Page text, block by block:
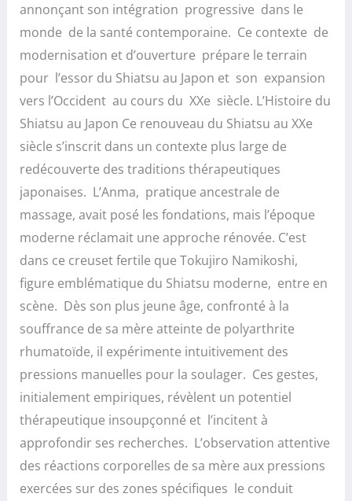
annonçant son intégration progressive dans le
monde de la santé contemporaine. Ce contexte de
modernisation et d’ouverture prépare le terrain
pour l’essor du Shiatsu au Japon et son expansion
vers l’Occident au cours du XXe siècle. L’Histoire du
Shiatsu au Japon Ce renouveau du Shiatsu au XXe
siècle s’inscrit dans un contexte plus large de
redécouverte des traditions thérapeutiques
japonaises. L’Anma, pratique ancestrale de
massage, avait posé les fondations, mais l’époque
moderne réclamait une approche rénovée. C’est
dans ce creuset fertile que Tokujiro Namikoshi,
figure emblématique du Shiatsu moderne, entre en
scène. Dès son plus jeune âge, confronté à la
souffrance de sa mère atteinte de polyarthrite
rhumatoïde, il expérimente intuitivement des
pressions manuelles pour la soulager. Ces gestes,
initialement empiriques, révèlent un potentiel
thérapeutique insoupçonné et l’incitent à
approfondir ses recherches. L’observation attentive
des réactions corporelles de sa mère aux pressions
exercées sur des zones spécifiques le conduit